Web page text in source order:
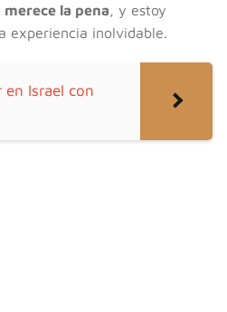
merece la pena, y estoy
experiencia inolvidable.
en Israel con